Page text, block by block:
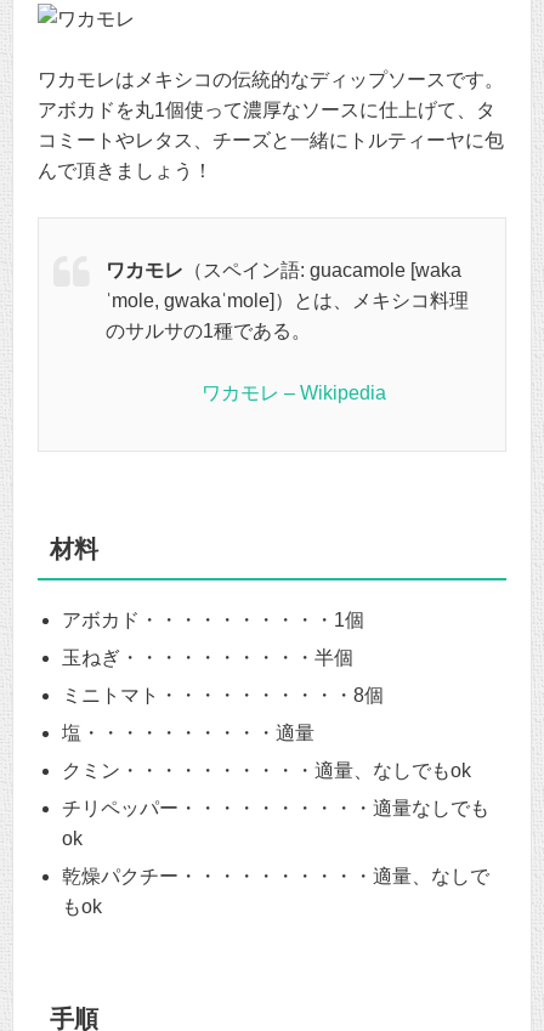
ワカモレはメキシコの伝統的なディップソースです。
アボカドを丸1個使って濃厚なソースに仕上げて、タ
コミートやレタス、チーズと一緒にトルティーヤに包
んで頂きましょう！
ワカモレ （スペイン語: guacamole [waka
ˈmole, ɡwakaˈmole] ）とは、メキシコ料理
のサルサの1種である。
ワカモレ – Wikipedia
材料
アボカド・・・・・・・・・・1個
玉ねぎ・・・・・・・・・・半個
ミニトマト・・・・・・・・・・8個
塩・・・・・・・・・・適量
クミン・・・・・・・・・・適量、なしでもok
チリペッパー・・・・・・・・・・適量なしでも
ok
乾燥パクチー・・・・・・・・・・適量、なしで
もok
手順